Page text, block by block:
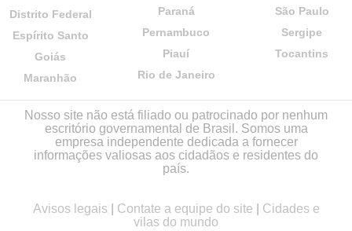
Distrito Federal
Espírito Santo
Goiás
Maranhão
Paraná
Pernambuco
Piauí
Rio de Janeiro
São Paulo
Sergipe
Tocantins
Nosso site não está filiado ou patrocinado por nenhum
escritório governamental de Brasil. Somos uma
empresa independente dedicada a fornecer
informações valiosas aos cidadãos e residentes do
país.
Avisos legais Contate a equipe do site
Cidades e
vilas do mundo